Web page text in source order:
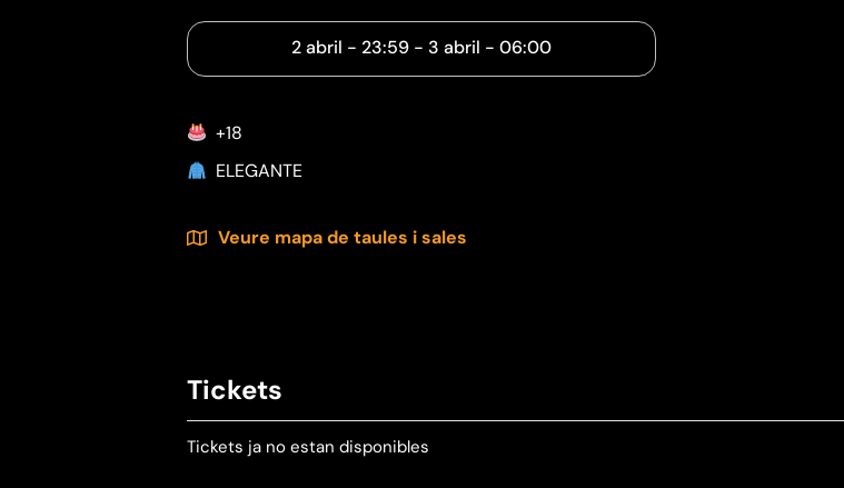
2 abril - 23:59 - 3 abril - 06:00
+18
ELEGANTE
Veure mapa de taules i sales
Tickets
Tickets ja no estan disponibles